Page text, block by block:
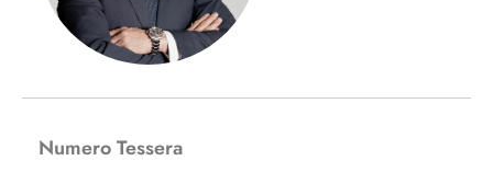
Numero Tessera